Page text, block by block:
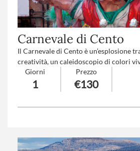
Carnevale di Cento
Il Carnevale di Cento è un’esplosione
creatività, un caleidoscopio di colori
coinvolgente e sorrisi contagiosi. Qui
vita in forme sorprendenti, tra carri
fantasiosi, trasformando ogni cuore in
Trattamento*: Pranzo in ristorante
Giorni
1
Prezzo
€130